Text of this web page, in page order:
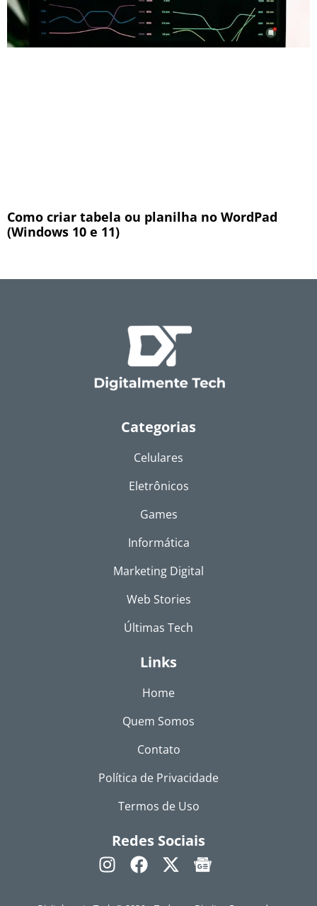
Como criar tabela ou planilha no WordPad
(Windows 10 e 11)
Categorias
Celulares
Eletrônicos
Games
Informática
Marketing Digital
Web Stories
Últimas Tech
Links
Home
Quem Somos
Contato
Política de Privacidade
Termos de Uso
Redes Sociais